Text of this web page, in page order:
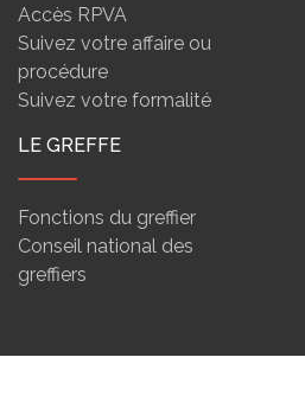
Accès RPVA
Suivez votre affaire ou
procédure
Suivez votre formalité
LE GREFFE
Fonctions du greffier
Conseil national des
greffiers